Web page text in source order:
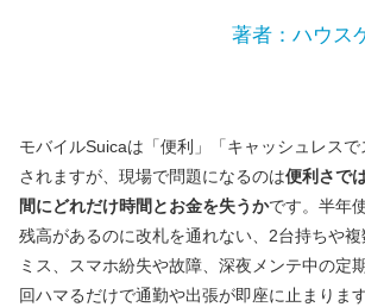
著者：ハウス
モバイルSuicaは「便利」「キャッシュレス
されますが、現場で問題になるのは便利さで
間にどれだけ時間とお金を失うかです。半年
残高があるのに改札を通れない、2台持ちや
ミス、スマホ紛失や故障、深夜メンテ中の定
回ハマるだけで通勤や出張が即座に止まりま